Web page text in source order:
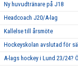
Ny huvudtränare på J18
Headcoach J20/A-lag
Kallelse till årsmöte
Hockeyskolan avslutad för
A-lags hockey i Lund 23/24?